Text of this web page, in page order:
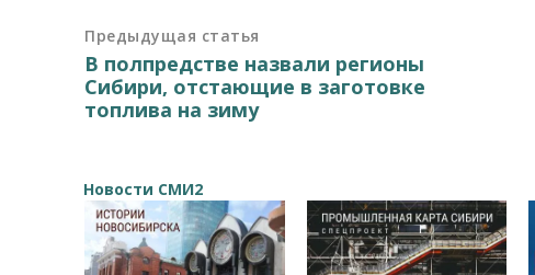
Предыдущая статья
В полпредстве назвали регионы
Сибири, отстающие в заготовке
топлива на зиму
Новости СМИ2